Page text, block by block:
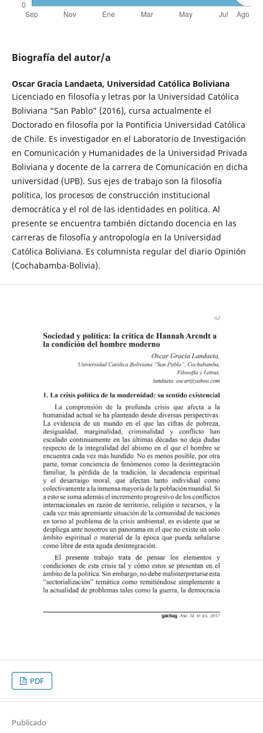
Biografía del autor/a
Oscar Gracia Landaeta, Universidad Católica Boliviana
Licenciado en filosofía y letras por la Universidad Católica
Boliviana “San Pablo” (2016), cursa actualmente el
Doctorado en filosofía por la Pontificia Universidad Católica
de Chile. Es investigador en el Laboratorio de Investigación
en Comunicación y Humanidades de la Universidad Privada
Boliviana y docente de la carrera de Comunicación en dicha
universidad (UPB). Sus ejes de trabajo son la filosofía
política, los procesos de construcción institucional
democrática y el rol de las identidades en política. Al
presente se encuentra también dictando docencia en las
carreras de filosofía y antropología en la Universidad
Católica Boliviana. Es columnista regular del diario Opinión
(Cochabamba-Bolivia).
PDF
Publicado